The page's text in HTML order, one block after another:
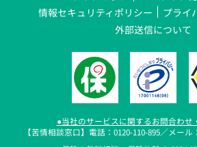
情報セキュリティポリシー
プライ
外部送信について
●当社のサービスに関するお問合わせ
【苦情相談窓口】電話：0120-110-895／メー